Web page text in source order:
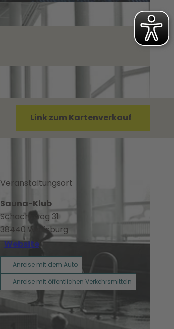
Link zum Kartenverkauf
Veranstaltungsort
Sauna-Klub
Schachtweg 31
38440 Wolfsburg
Website
Anreise mit dem Auto
Anreise mit öffentlichen Verkehrsmitteln